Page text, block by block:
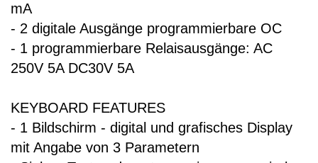
mA
- 2 digitale Ausgänge programmierbare OC
- 1 programmierbare Relaisausgänge: AC
250V 5A DC30V 5A
KEYBOARD FEATURES
- 1 Bildschirm - digital und grafisches Display
mit Angabe von 3 Parametern